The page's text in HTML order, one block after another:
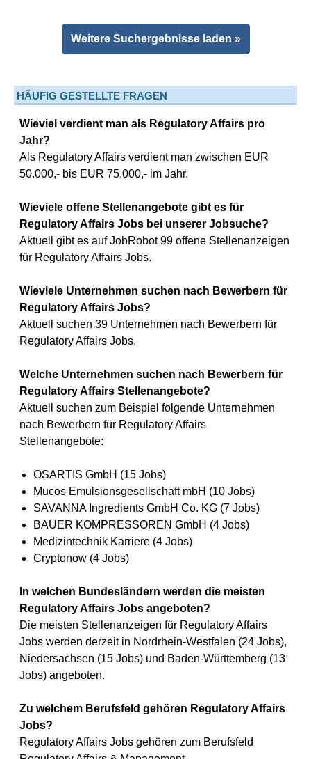
Weitere Suchergebnisse laden »
HÄUFIG GESTELLTE FRAGEN
Wieviel verdient man als Regulatory Affairs pro
Jahr?
Als Regulatory Affairs verdient man zwischen EUR
50.000,- bis EUR 75.000,- im Jahr.
Wieviele offene Stellenangebote gibt es für
Regulatory Affairs Jobs bei unserer Jobsuche?
Aktuell gibt es auf JobRobot 99 offene Stellenanzeigen
für Regulatory Affairs Jobs.
Wieviele Unternehmen suchen nach Bewerbern für
Regulatory Affairs Jobs?
Aktuell suchen 39 Unternehmen nach Bewerbern für
Regulatory Affairs Jobs.
Welche Unternehmen suchen nach Bewerbern für
Regulatory Affairs Stellenangebote?
Aktuell suchen zum Beispiel folgende Unternehmen
nach Bewerbern für Regulatory Affairs
Stellenangebote:
OSARTIS GmbH (15 Jobs)
Mucos Emulsionsgesellschaft mbH (10 Jobs)
SAVANNA Ingredients GmbH Co. KG (7 Jobs)
BAUER KOMPRESSOREN GmbH (4 Jobs)
Medizintechnik Karriere (4 Jobs)
Cryptonow (4 Jobs)
In welchen Bundesländern werden die meisten
Regulatory Affairs Jobs angeboten?
Die meisten Stellenanzeigen für Regulatory Affairs
Jobs werden derzeit in Nordrhein-Westfalen (24 Jobs),
Niedersachsen (15 Jobs) und Baden-Württemberg (13
Jobs) angeboten.
Zu welchem Berufsfeld gehören Regulatory Affairs
Jobs?
Regulatory Affairs Jobs gehören zum Berufsfeld